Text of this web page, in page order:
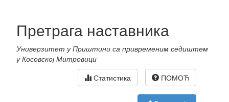
Претрага наставника
Универзитет у Приштини са привременим седиштем
у Косовској Митровици
ПОМОЋ
Статистика